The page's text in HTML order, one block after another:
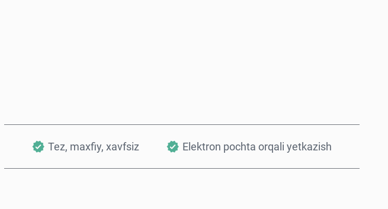
Tez, maxfiy, xavfsiz Elektron pochta orqali yetkazish